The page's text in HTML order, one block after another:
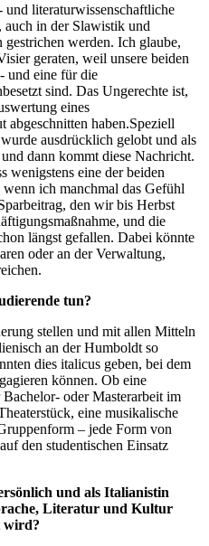
literaturwissenschaftliche
auch in der Slawistik und
werden. Ich glaube,
geraten, weil unsere beiden
und eine für die
sind. Das Ungerechte ist,
eines
abgeschnitten haben.Speziell
ausdrücklich gelobt und als
dann kommt diese Nachricht.
wenigstens eine der beiden
ich manchmal das Gefühl
den wir bis Herbst
und die
längst gefallen. Dabei könnte
oder an der Verwaltung,
tun?
stellen und mit allen Mitteln
an der Humboldt so
dies italicus geben, bei dem
können. Ob eine
Bachelor- oder Masterarbeit im
eine musikalische
– jede Form von
den studentischen Einsatz
und als Italianistin
Literatur und Kultur
wird?